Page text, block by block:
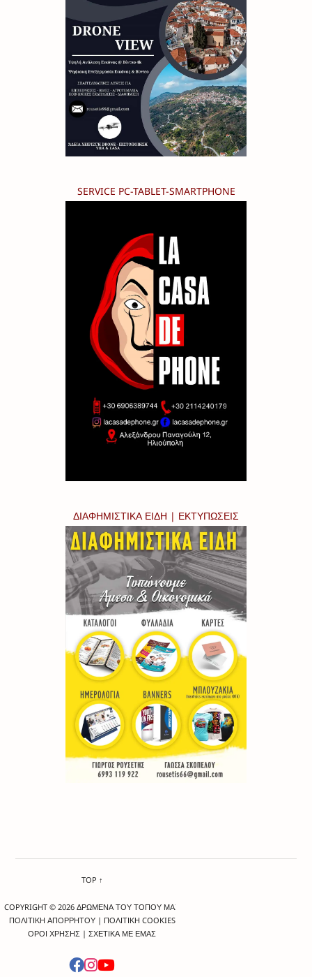
SERVICE PC-TABLET-SMARTPHONE
ΔΙΑΦΗΜΙΣΤΙΚΑ ΕΙΔΗ | ΕΚΤΥΠΩΣΕΙΣ
TOP ↑
COPYRIGHT © 2026 ΔΡΩΜΕΝΑ ΤΟΥ ΤΟΠΟΥ ΜΑΣ
ΠΟΛΙΤΙΚΗ ΑΠΟΡΡΗΤΟΥ| ΠΟΛΙΤΙΚΗ COOKIES
ΟΡΟΙ ΧΡΗΣΗΣ |ΣΧΕΤΙΚΑ ΜΕ ΕΜΑΣ